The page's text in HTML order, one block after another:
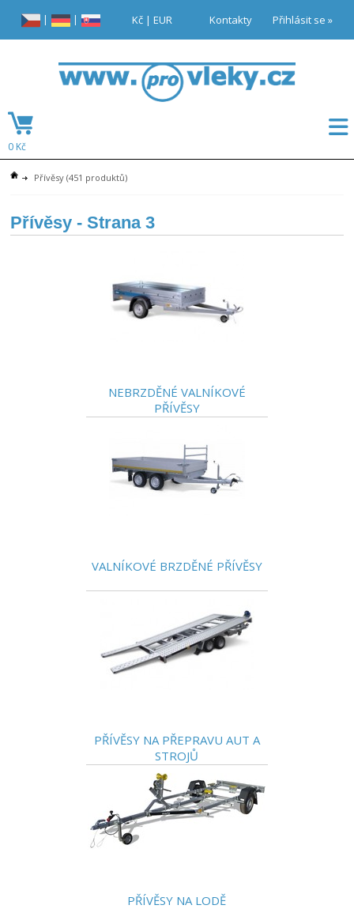
Přívěsy (451 produktů)
Přívěsy - Strana 3
NEBRZDĚNÉ VALNÍKOVÉ
PŘÍVĚSY
VALNÍKOVÉ BRZDĚNÉ PŘÍVĚSY
PŘÍVĚSY NA PŘEPRAVU AUT A
STROJŮ
PŘÍVĚSY NA LODĚ
Přihlásit se »
Kontakty
Kč |EUR
| |
0 Kč